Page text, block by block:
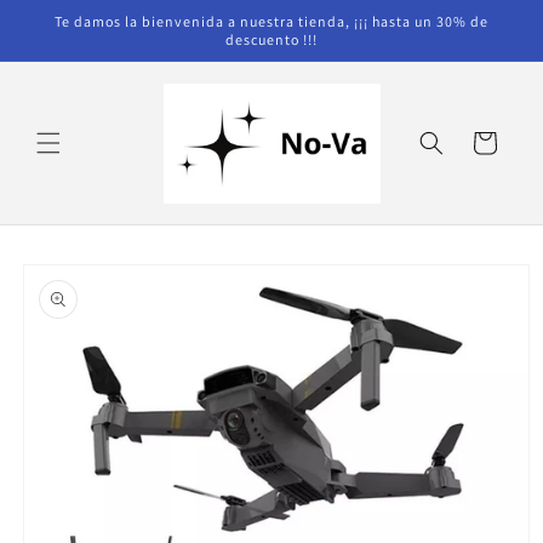
directamente
Te damos la bienvenida a nuestra tienda, ¡¡¡ hasta un 30% de
descuento !!!
Carrito
a la
información